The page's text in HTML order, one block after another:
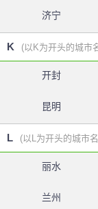
济宁
K (以K为开头的城市
开封
昆明
L (以L为开头的城市
丽水
兰州